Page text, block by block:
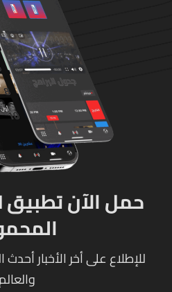
للإطلاع على أخر الأخبار أحدث